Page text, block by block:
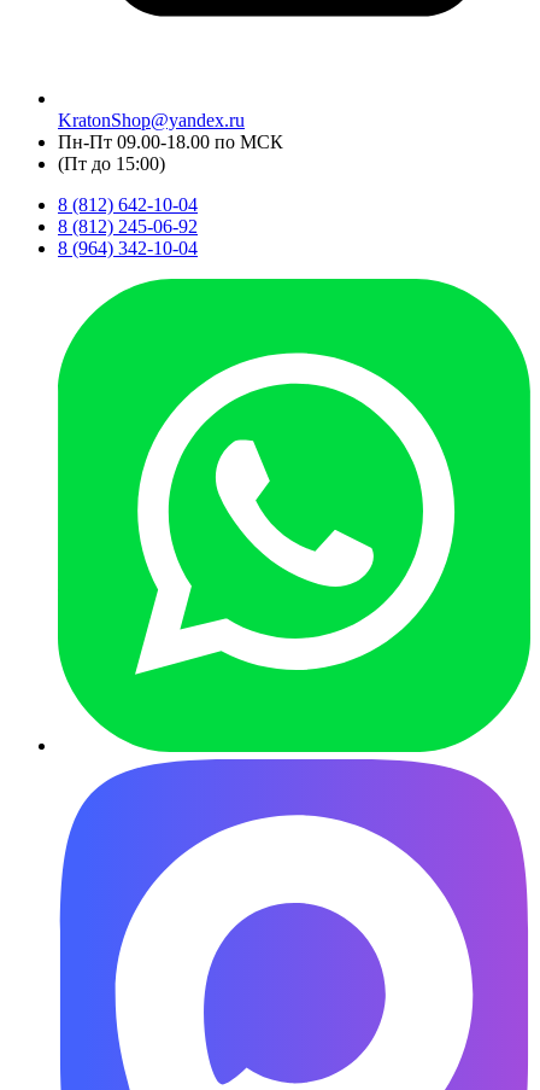
KratonShop@yandex.ru
Пн-Пт 09.00-18.00 по МСК
(Пт до 15:00)
8 (812) 642-10-04
8 (812) 245-06-92
8 (964) 342-10-04